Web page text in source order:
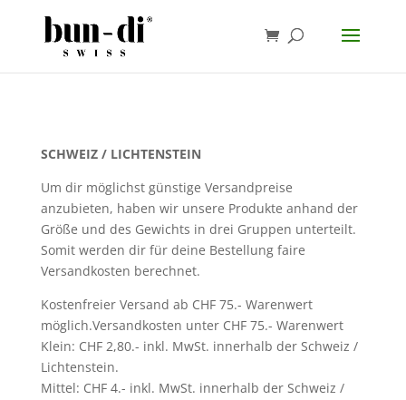
SCHWEIZ / LICHTENSTEIN
Um dir möglichst günstige Versandpreise
anzubieten, haben wir unsere Produkte anhand der
Größe und des Gewichts in drei Gruppen unterteilt.
Somit werden dir für deine Bestellung faire
Versandkosten berechnet.
Kostenfreier Versand ab CHF 75.- Warenwert
möglich.Versandkosten unter CHF 75.- Warenwert
Klein: CHF 2,80.- inkl. MwSt. innerhalb der Schweiz /
Lichtenstein.
Mittel: CHF 4.- inkl. MwSt. innerhalb der Schweiz /